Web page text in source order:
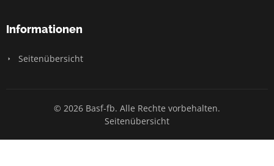
Informationen
Seitenübersicht
© 2026 Basf-fb. Alle Rechte vorbehalten.
Seitenübersicht